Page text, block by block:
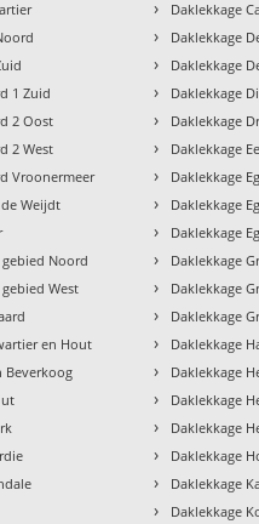
1 Zuid
2 Oost
2 West
Vroonermeer
Weijdt
Noord
West
en Hout
Beverkoog
› Daklekkage
› Daklekkage
› Daklekkage
› Daklekkage
› Daklekkage
› Daklekkage
› Daklekkage
› Daklekkage
› Daklekkage
› Daklekkage
› Daklekkage
› Daklekkage
› Daklekkage
› Daklekkage
› Daklekkage
› Daklekkage
› Daklekkage
› Daklekkage
› Daklekkage